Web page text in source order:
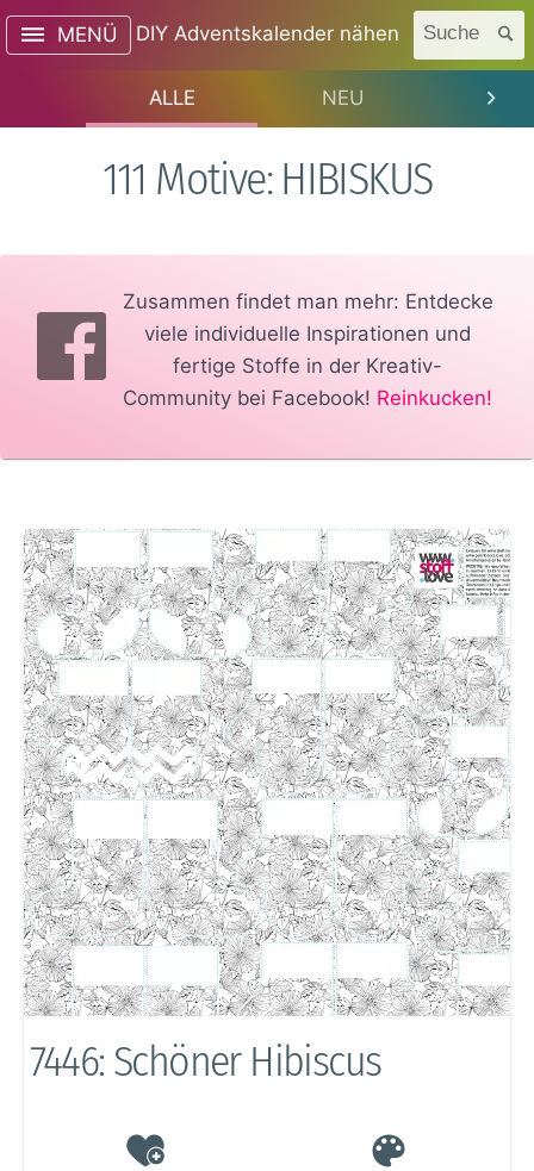
MENÜ DIY Adventskalender nähen Suche
ALLE NEU
111 Motive: HIBISKUS
Zusammen findet man mehr: Entdecke
viele individuelle Inspirationen und
fertige Stoffe in der Kreativ-
Community bei Facebook! Reinkucken!
7446: Schöner Hibiscus